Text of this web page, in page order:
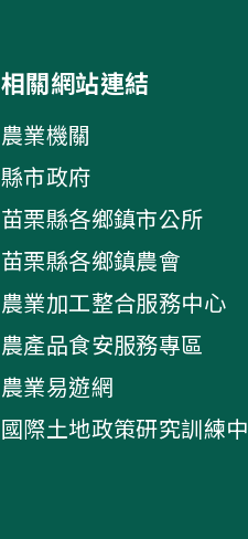
相關網站連結
農業機關
縣市政府
苗栗縣各鄉鎮市公所
苗栗縣各鄉鎮農會
農業加工整合服務中心
農產品食安服務專區
農業易遊網
國際土地政策研究訓練